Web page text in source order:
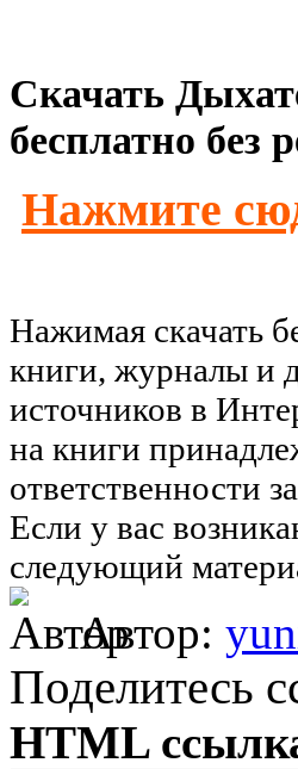
Скачать
бесплатно без
Нажмите
Нажимая скачать
книги, журналы и
источников в
на книги
ответственности
Если у вас
следующий
Автор:
Поделитесь
HTML